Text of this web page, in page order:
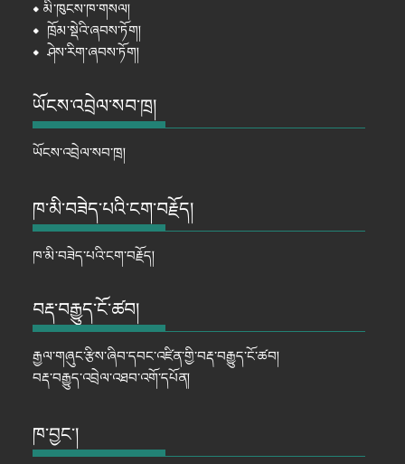
⦁ མི་ཁུངས་ཁ་གསལ།
⦁ ཁྲོམ་སྡེའི་ཞབས་ཏོག།
⦁ཤེས་རིག་ཞབས་ཏོག།
ཡོངས་འབྲེལ་སབ་ཁྲ།
ཡོངས་འབྲེལ་སབ་ཁྲ།
ཁ་མི་བཟེད་པའི་ངག་བརྗོད།
ཁ་མི་བཟེད་པའི་ངག་བརྗོད།
བརྡ་བརྒྱུད་ངོ་ཚབ།
རྒྱལ་གཞུང་རྩིས་ཞིབ་དབང་འཛིན་གྱི་བརྡ་བརྒྱུད་ངོ་ཚབ།
བརྡ་བརྒྱུད་འབྲེལ་འཐབ་འགོ་དཔོན།
ཁ་བྱང་།